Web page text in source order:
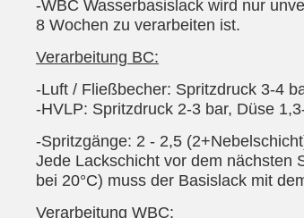
-WBC Wasserbasislack wird nur
8 Wochen zu verarbeiten ist.
Verarbeitung BC:
-Luft / Fließbecher: Spritzdruck 3-4
-HVLP: Spritzdruck 2-3 bar, Düse
-Spritzgänge: 2 - 2,5
Jede Lackschicht vor dem nächsten
bei 20°C) muss der Basislack mit
Verarbeitung WBC: